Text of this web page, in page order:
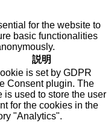
for the website to
basic functionalities
説明
is set by GDPR
Consent plugin. The
is used to store the user
for the cookies in the
"Analytics".